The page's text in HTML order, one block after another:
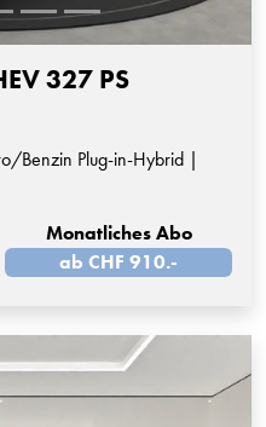
327 PS
Benzin Plug-in-Hybrid |
Monatliches Abo
ab CHF 910.-